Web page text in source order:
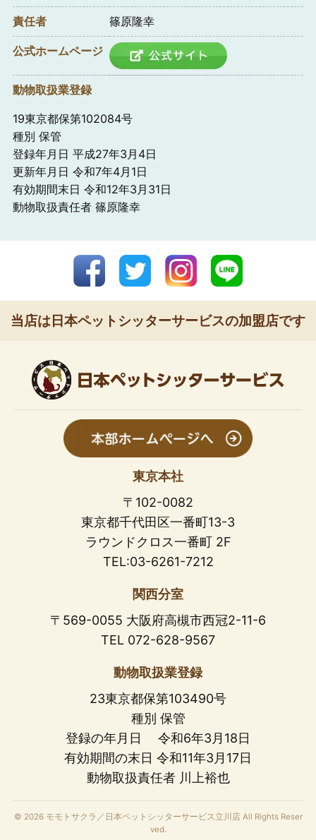
責任者 篠原隆幸
公式ホームページ
動物取扱業登録
19東京都保第102084号
種別 保管
登録年月日 平成27年3月4日
更新年月日 令和7年4月1日
有効期間末日 令和12年3月31日
動物取扱責任者 篠原隆幸
当店は日本ペットシッターサービスの加盟店です
東京本社
〒102-0082
東京都千代田区一番町13-3
ラウンドクロス一番町 2F
TEL:03-6261-7212
関西分室
〒569-0055 大阪府高槻市西冠2-11-6
TEL 072-628-9567
動物取扱業登録
23東京都保第103490号
種別 保管
登録の年月日 令和6年3月18日
有効期間の末日 令和11年3月17日
動物取扱責任者 川上裕也
© 2026 モモトサクラ／日本ペットシッターサービス立川店 All Rights Reser
ved.